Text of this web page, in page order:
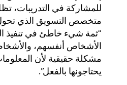
للمشاركة في التدريبات،
متخصص التسويق الذي
“ثمة شيء خاطئ في تنفيذ
الأشخاص أنفسهم،
مشكلة حقيقية لأن
يحتاجونها بالفعل”.